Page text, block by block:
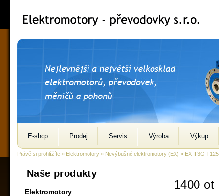
E-shop Prodej Servis Výroba Výkup
Právě si prohlížíte » Elektromotory » Nevýbušné elektromotory (EX) » EX II 3G
Naše produkty
Elektromotory
1400 ot